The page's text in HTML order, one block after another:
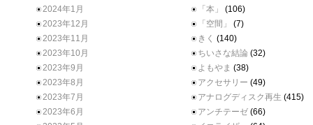
2024年1月
2023年12月
2023年11月
2023年10月
2023年9月
2023年8月
2023年7月
2023年6月
「本」
(106)
「空間」
(7)
きく (140)
ちいさな結論 (32)
よもやま (38)
アクセサリー (49)
アナログディスク再生 (415)
アンチテーゼ (66)